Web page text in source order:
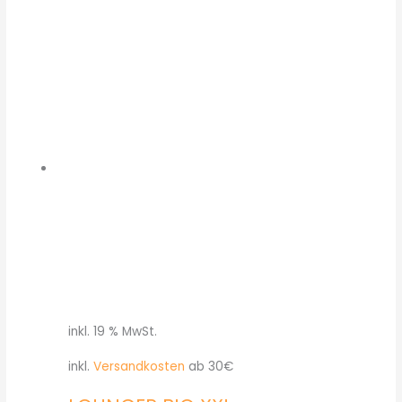
inkl. 19 % MwSt.
inkl. Versandkosten ab 30€